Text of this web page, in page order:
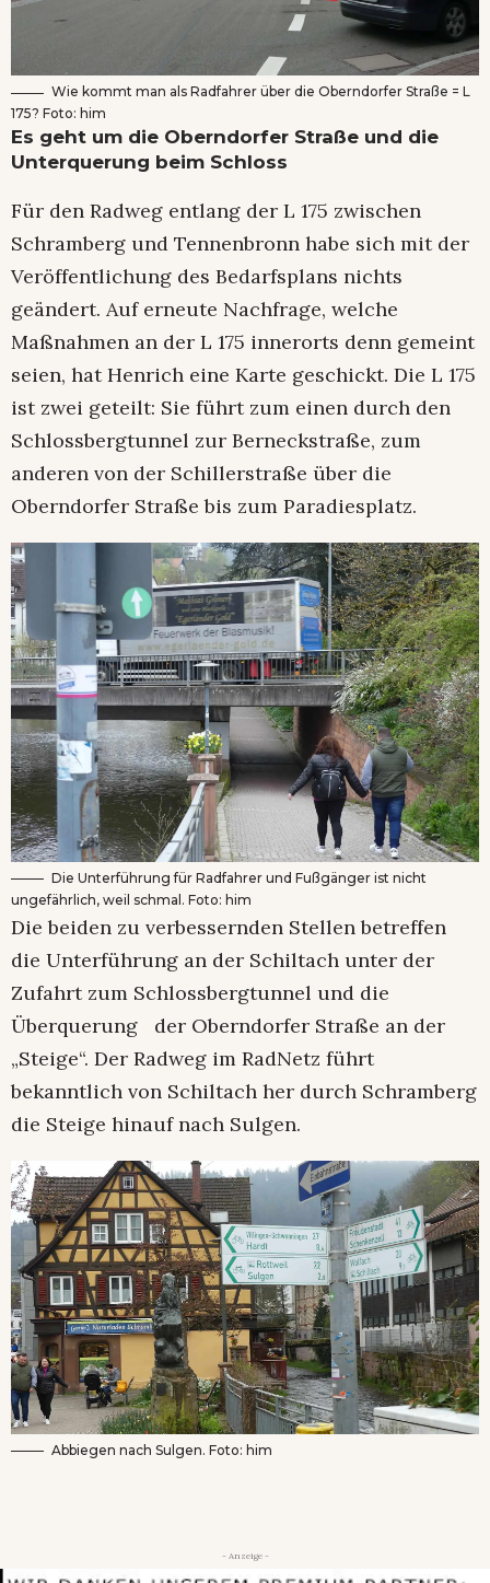
Wie kommt man als Radfahrer über die Oberndorfer Straße = L
175? Foto: him
Es geht um die Oberndorfer Straße und die
Unterquerung beim Schloss
Für den Radweg entlang der L 175 zwischen
Schramberg und Tennenbronn habe sich mit der
Veröffentlichung des Bedarfsplans nichts
geändert. Auf erneute Nachfrage, welche
Maßnahmen an der L 175 innerorts denn gemeint
seien, hat Henrich eine Karte geschickt. Die L 175
ist zwei geteilt: Sie führt zum einen durch den
Schlossbergtunnel zur Berneckstraße, zum
anderen von der Schillerstraße über die
Oberndorfer Straße bis zum Paradiesplatz.
Die Unterführung für Radfahrer und Fußgänger ist nicht
ungefährlich, weil schmal. Foto: him
Die beiden zu verbessernden Stellen betreffen
die Unterführung an der Schiltach unter der
Zufahrt zum Schlossbergtunnel und die
Überquerung der Oberndorfer Straße an der
„Steige“. Der Radweg im RadNetz führt
bekanntlich von Schiltach her durch Schramberg
die Steige hinauf nach Sulgen.
Abbiegen nach Sulgen. Foto: him
- Anzeige -